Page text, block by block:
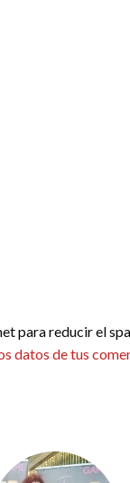
para reducir el
datos de tus